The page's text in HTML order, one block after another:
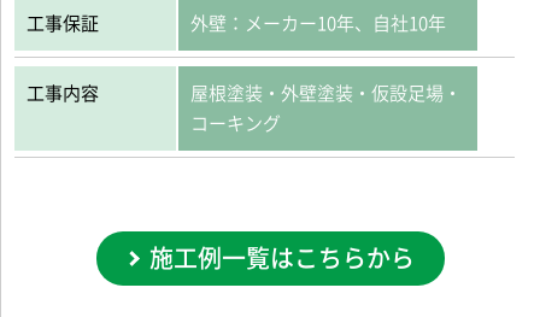
工事保証 外壁：メーカー10年、自社10年
工事内容
屋根塗装・外壁塗装・仮設足場・
コーキング
施工例一覧はこちらから